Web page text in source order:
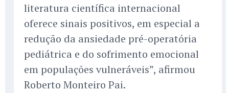
literatura científica internacional
oferece sinais positivos, em especial a
redução da ansiedade pré-operatória
pediátrica e do sofrimento emocional
em populações vulneráveis”, afirmou
Roberto Monteiro Pai.